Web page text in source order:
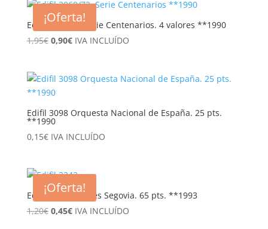
era:
0,60€.
es:
0,20€.
¡Oferta!
Edifil 3069/72 Serie Centenarios. 4 valores **1990
1,95€ El
era:
1,95€.
0,90€El
es:
IVA INCLUÍDO
Edifil 3098 Orquesta Nacional de España. 25 pts.
**1990
0,15€ IVA INCLUÍDO
¡Oferta!
Edifil 3242. Andrés Segovia. 65 pts. **1993
1,20€ El
0,45€ElIVA INCLUÍDO